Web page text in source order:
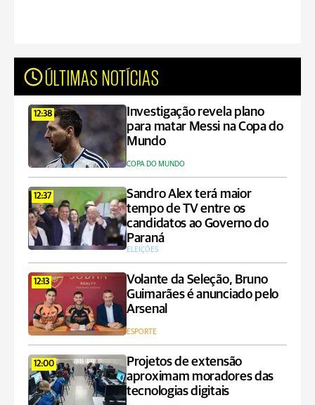
ÚLTIMAS NOTÍCIAS
12:38
Investigação revela plano
para matar Messi na Copa do
Mundo
COPA DO MUNDO
12:37
Sandro Alex terá maior
tempo de TV entre os
candidatos ao Governo do
Paraná
ELEIÇÕES
12:13
Volante da Seleção, Bruno
Guimarães é anunciado pelo
Arsenal
ESPORTE
12:00
Projetos de extensão
aproximam moradores das
tecnologias digitais